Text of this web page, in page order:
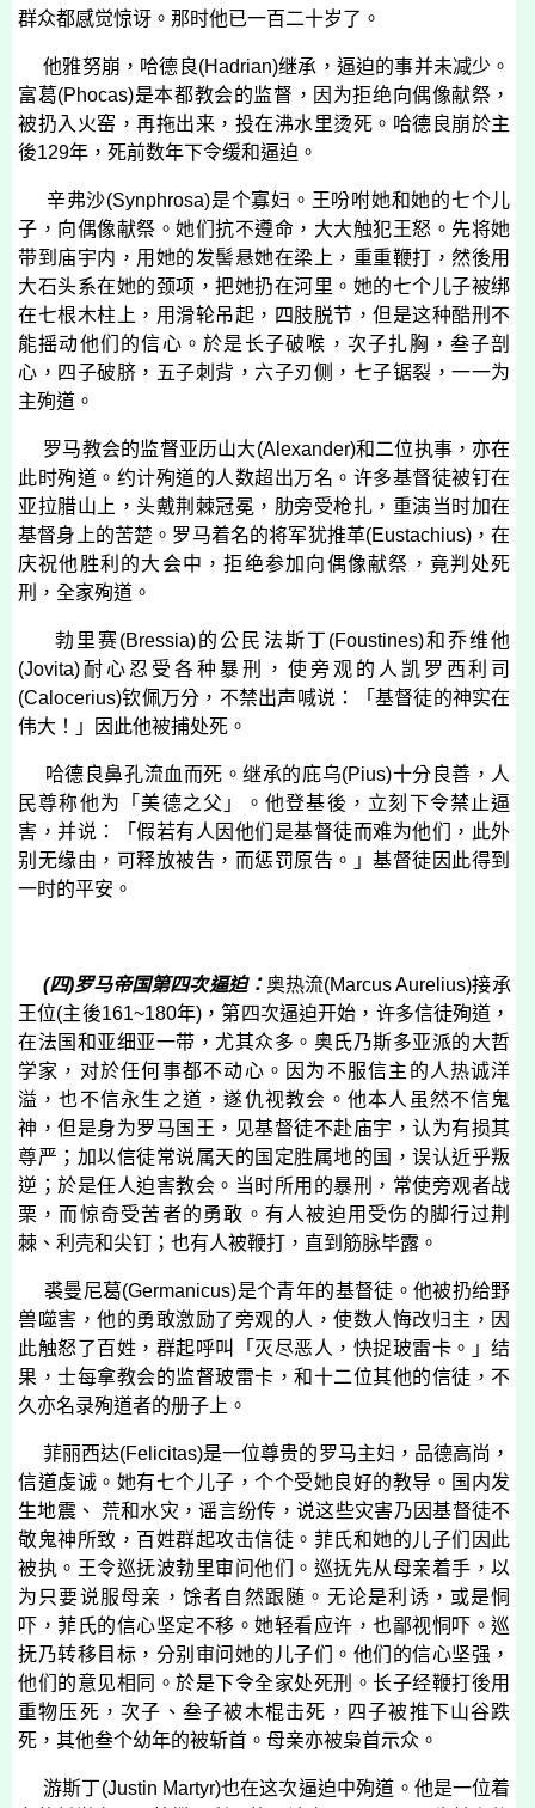
群众都感觉惊讶。那时他已一百二十岁了。
他雅努崩，哈德良(Hadrian)继承，逼迫的事并未减少。
富葛(Phocas)是本都教会的监督，因为拒绝向偶像献祭，
被扔入火窑，再拖出来，投在沸水里烫死。哈德良崩於主
後129年，死前数年下令缓和逼迫。
辛弗沙(Synphrosa)是个寡妇。王吩咐她和她的七个儿
子，向偶像献祭。她们抗不遵命，大大触犯王怒。先将她
带到庙宇内，用她的发髻悬她在梁上，重重鞭打，然後用
大石头系在她的颈项，把她扔在河里。她的七个儿子被绑
在七根木柱上，用滑轮吊起，四肢脱节，但是这种酷刑不
能摇动他们的信心。於是长子破喉，次子扎胸，叁子剖
心，四子破脐，五子刺背，六子刃侧，七子锯裂，一一为
主殉道。
罗马教会的监督亚历山大(Alexander)和二位执事，亦在
此时殉道。约计殉道的人数超出万名。许多基督徒被钉在
亚拉腊山上，头戴荆棘冠冕，肋旁受枪扎，重演当时加在
基督身上的苦楚。罗马着名的将军犹推革(Eustachius) ，在
庆祝他胜利的大会中，拒绝参加向偶像献祭，竟判处死
刑，全家殉道。
勃里赛(Bressia)的公民法斯丁 (Foustines)和乔维他
(Jovita) 耐心忍受各种暴刑，使旁观的人凯罗西利司
(Calocerius)钦佩万分，不禁出声喊说：「基督徒的神实在
伟大！」因此他被捕处死。
哈德良鼻孔流血而死。继承的庇乌(Pius)十分良善，人
民尊称他为「美德之父」。他登基後，立刻下令禁止逼
害，并说：「假若有人因他们是基督徒而难为他们，此外
别无缘由，可释放被告，而惩罚原告。」基督徒因此得到
一时的平安。
(四)罗马帝国第四次逼迫：奥热流(Marcus Aurelius)接承
王位(主後161~180年) ，第四次逼迫开始，许多信徒殉道，
在法国和亚细亚一带，尤其众多。奥氏乃斯多亚派的大哲
学家，对於任何事都不动心。因为不服信主的人热诚洋
溢，也不信永生之道，遂仇视教会。他本人虽然不信鬼
神，但是身为罗马国王，见基督徒不赴庙宇，认为有损其
尊严；加以信徒常说属天的国定胜属地的国，误认近乎叛
逆；於是任人迫害教会。当时所用的暴刑，常使旁观者战
栗，而惊奇受苦者的勇敢。有人被迫用受伤的脚行过荆
棘、利壳和尖钉；也有人被鞭打，直到筋脉毕露。
裘曼尼葛(Germanicus)是个青年的基督徒。他被扔给野
兽噬害，他的勇敢激励了旁观的人，使数人悔改归主，因
此触怒了百姓，群起呼叫「灭尽恶人，快捉玻雷卡。」结
果，士每拿教会的监督玻雷卡，和十二位其他的信徒，不
久亦名录殉道者的册子上。
菲丽西达(Felicitas)是一位尊贵的罗马主妇，品德高尚，
信道虔诚。她有七个儿子，个个受她良好的教导。国内发
生地震、 荒和水灾，谣言纷传，说这些灾害乃因基督徒不
敬鬼神所致，百姓群起攻击信徒。菲氏和她的儿子们因此
被执。王令巡抚波勃里审问他们。巡抚先从母亲着手，以
为只要说服母亲，馀者自然跟随。无论是利诱，或是恫
吓，菲氏的信心坚定不移。她轻看应许，也鄙视恫吓。巡
抚乃转移目标，分别审问她的儿子们。他们的信心坚强，
他们的意见相同。於是下令全家处死刑。长子经鞭打後用
重物压死，次子、叁子被木棍击死，四子被推下山谷跌
死，其他叁个幼年的被斩首。母亲亦被枭首示众。
游斯丁(Justin Martyr)也在这次逼迫中殉道。他是一位着